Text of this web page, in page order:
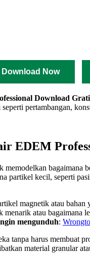
Download Now
Download
pertambangan,
EDEM
bagaimana
kecil, seperti
magnetik atau
atau
mengunduh:
tanpa harus
material granular